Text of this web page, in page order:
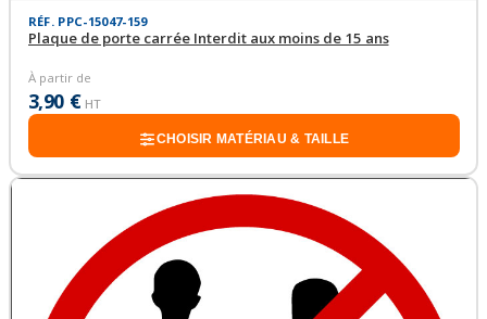
RÉF. PPC-15047-159
Plaque de porte carrée Interdit aux moins de 15 ans
À partir de
3,90 € HT
CHOISIR MATÉRIAU & TAILLE